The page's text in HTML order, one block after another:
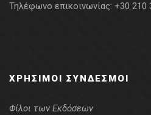
Τηλέφωνο επικοινωνίας: +30 210
ΧΡΉΣΙΜΟΙ ΣΎΝΔΕΣΜΟΙ
Φίλοι των Εκδόσεων